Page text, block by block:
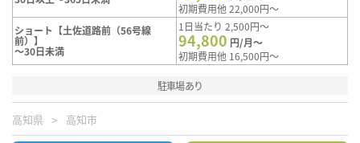
初期費用他 22,000円～
ショート【土佐道路前（56号線
前）】
～30日未満
1日当たり 2,500円～
94,800 円/月～
初期費用他 16,500円～
駐車場あり
高知県 高知市